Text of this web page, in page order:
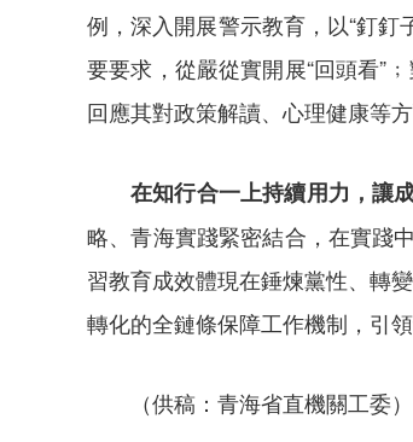
例，深入開展警示教育，以“釘
要要求，從嚴從實開展“回頭看
回應其對政策解讀、心理健康等
在知行合一上持續用力，讓
略、青海實踐緊密結合，在實踐
習教育成效體現在錘煉黨性、
轉化的全鏈條保障工作機制，引
（供稿：青海省直機關工委）